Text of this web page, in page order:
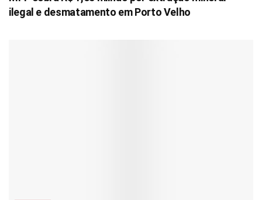
ilegal e desmatamento em Porto Velho